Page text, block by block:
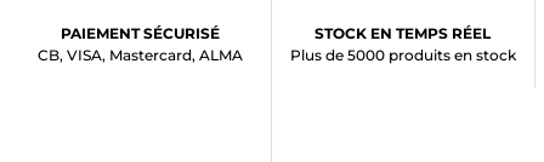
PAIEMENT SÉCURISÉ
CB, VISA, Mastercard, ALMA
STOCK EN TEMPS RÉEL
Plus de 5000 produits en stock